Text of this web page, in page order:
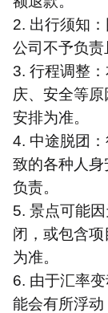
2. 出行须知
公司不予负责
3. 行程调整
庆、安全等
安排为准。
4. 中途脱团
致的各种人
负责。
5. 景点可能
闭，或包含
为准。
6. 由于汇率
能会有所浮